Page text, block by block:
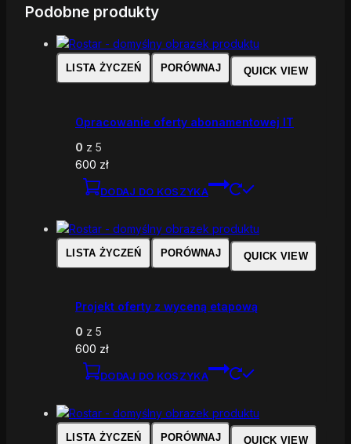
Podobne produkty
LISTA ŻYCZEŃ PORÓWNAJ QUICK VIEW
Opracowanie oferty abonamentowej IT
0 z 5
600 zł
DODAJ DO KOSZYKA
LISTA ŻYCZEŃ PORÓWNAJ QUICK VIEW
Projekt oferty z wyceną etapową
0 z 5
600 zł
DODAJ DO KOSZYKA
LISTA ŻYCZEŃ PORÓWNAJ QUICK VIEW